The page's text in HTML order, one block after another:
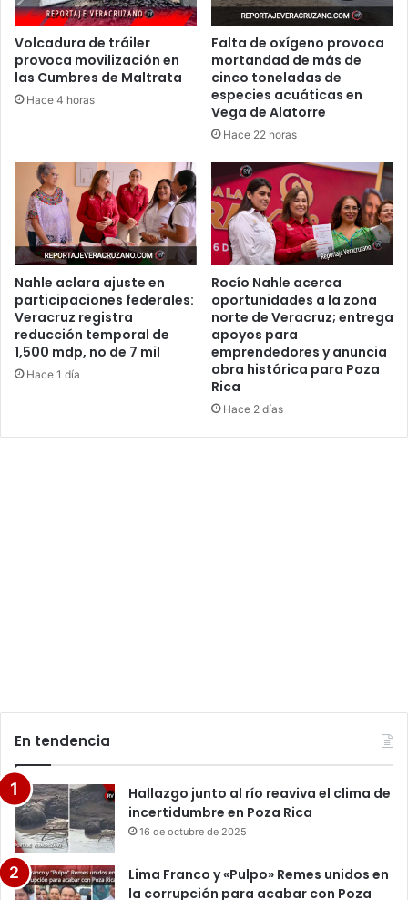
Volcadura de tráiler
provoca movilización en
las Cumbres de Maltrata
Hace 4 horas
Falta de oxígeno provoca
mortandad de más de
cinco toneladas de
especies acuáticas en
Vega de Alatorre
Hace 22 horas
Nahle aclara ajuste en
participaciones federales:
Veracruz registra
reducción temporal de
1,500 mdp, no de 7 mil
Hace 1 día
Rocío Nahle acerca
oportunidades a la zona
norte de Veracruz; entrega
apoyos para
emprendedores y anuncia
obra histórica para Poza
Rica
Hace 2 días
En tendencia
Hallazgo junto al río reaviva el clima de
incertidumbre en Poza Rica
16 de octubre de 2025
Lima Franco y «Pulpo» Remes unidos en
la corrupción para acabar con Poza